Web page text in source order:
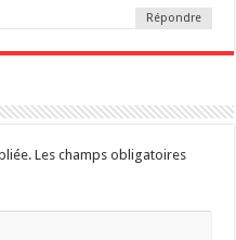
Répondre
Les champs obligatoires